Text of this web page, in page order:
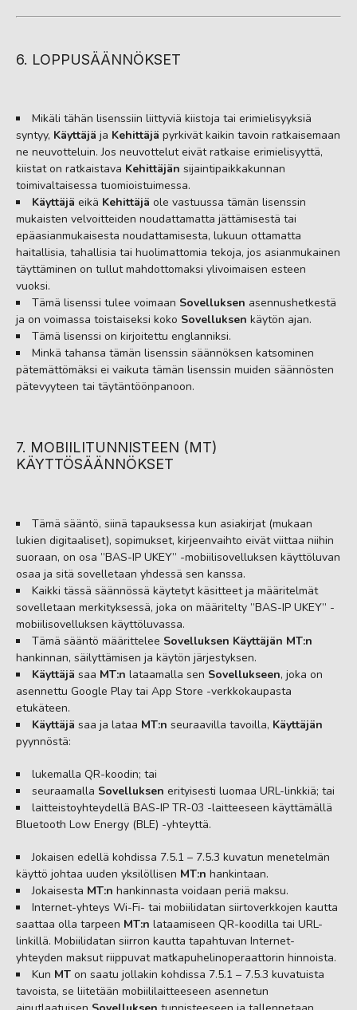
6. LOPPUSÄÄNNÖKSET
Mikäli tähän lisenssiin liittyviä kiistoja tai erimielisyyksiä
syntyy, Käyttäjä ja Kehittäjä pyrkivät kaikin tavoin ratkaisemaan
ne neuvotteluin. Jos neuvottelut eivät ratkaise erimielisyyttä,
kiistat on ratkaistava Kehittäjän sijaintipaikkakunnan
toimivaltaisessa tuomioistuimessa.
Käyttäjä eikä Kehittäjä ole vastuussa tämän lisenssin
mukaisten velvoitteiden noudattamatta jättämisestä tai
epäasianmukaisesta noudattamisesta, lukuun ottamatta
haitallisia, tahallisia tai huolimattomia tekoja, jos asianmukainen
täyttäminen on tullut mahdottomaksi ylivoimaisen esteen
vuoksi.
Tämä lisenssi tulee voimaan Sovelluksen asennushetkestä
ja on voimassa toistaiseksi koko Sovelluksen käytön ajan.
Tämä lisenssi on kirjoitettu englanniksi.
Minkä tahansa tämän lisenssin säännöksen katsominen
pätemättömäksi ei vaikuta tämän lisenssin muiden säännösten
pätevyyteen tai täytäntöönpanoon.
7. MOBIILITUNNISTEEN (MT)
KÄYTTÖSÄÄNNÖKSET
Tämä sääntö, siinä tapauksessa kun asiakirjat (mukaan
lukien digitaaliset), sopimukset, kirjeenvaihto eivät viittaa niihin
suoraan, on osa ”BAS-IP UKEY” -mobiilisovelluksen käyttöluvan
osaa ja sitä sovelletaan yhdessä sen kanssa.
Kaikki tässä säännössä käytetyt käsitteet ja määritelmät
sovelletaan merkityksessä, joka on määritelty ”BAS-IP UKEY” -
mobiilisovelluksen käyttöluvassa.
Tämä sääntö määrittelee Sovelluksen Käyttäjän MT:n
hankinnan, säilyttämisen ja käytön järjestyksen.
Käyttäjä saa MT:n lataamalla sen Sovellukseen, joka on
asennettu Google Play tai App Store -verkkokaupasta
etukäteen.
Käyttäjä saa ja lataa MT:n seuraavilla tavoilla, Käyttäjän
pyynnöstä:
lukemalla QR-koodin; tai
seuraamalla Sovelluksen erityisesti luomaa URL-linkkiä; tai
laitteistoyhteydellä BAS-IP TR-03 -laitteeseen käyttämällä
Bluetooth Low Energy (BLE) -yhteyttä.
Jokaisen edellä kohdissa 7.5.1 – 7.5.3 kuvatun menetelmän
käyttö johtaa uuden yksilöllisen MT:n hankintaan.
Jokaisesta MT:n hankinnasta voidaan periä maksu.
Internet-yhteys Wi-Fi- tai mobiilidatan siirtoverkkojen kautta
saattaa olla tarpeen MT:n lataamiseen QR-koodilla tai URL-
linkillä. Mobiilidatan siirron kautta tapahtuvan Internet-
yhteyden maksut riippuvat matkapuhelinoperaattorin hinnoista.
Kun MT on saatu jollakin kohdissa 7.5.1 – 7.5.3 kuvatuista
tavoista, se liitetään mobiililaitteeseen asennetun